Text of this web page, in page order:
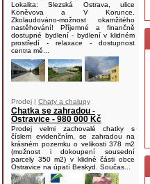
Lokalita: Slezská Ostrava, ulice
Koněvova a V Korunce.
Zkolaudováno-možnost okamžitého
nastěhování! Příjemné a finančně
dostupné bydlení - bydlení v klidném
prostředí - relaxace - dostupnost
centra mě...
Prodej | Chaty a chalupy
Chatka se zahradou -
Ostravice - 980 000 Kč
Prodej velmi zachovalé chatky s
číslem evidenčním, se zahradou na
krásném pozemku o velikosti 378 m2
(možnost i dokoupení sousední
parcely 350 m2) v klidné části obce
Ostravice na úpatí Beskyd. Součas...